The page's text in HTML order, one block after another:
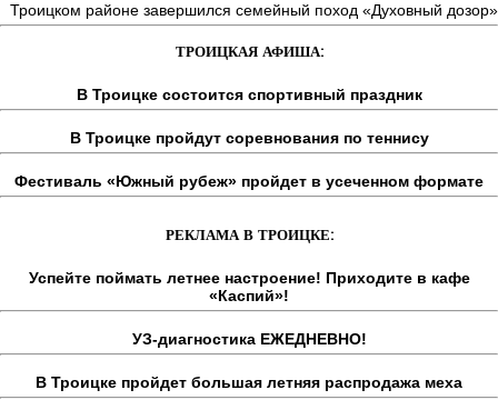
Троицком районе завершился семейный поход «Духовный дозор»
ТРОИЦКАЯ АФИША:
В Троицке состоится спортивный праздник
В Троицке пройдут соревнования по теннису
Фестиваль «Южный рубеж» пройдет в усеченном формате
РЕКЛАМА В ТРОИЦКЕ:
Успейте поймать летнее настроение! Приходите в кафе
«Каспий»!
УЗ-диагностика ЕЖЕДНЕВНО!
В Троицке пройдет большая летняя распродажа меха